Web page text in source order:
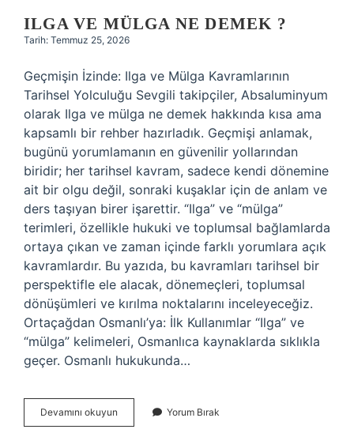
ILGA VE MÜLGA NE DEMEK ?
Tarih: Temmuz 25, 2026
Geçmişin İzinde: Ilga ve Mülga Kavramlarının
Tarihsel Yolculuğu Sevgili takipçiler, Absaluminyum
olarak Ilga ve mülga ne demek hakkında kısa ama
kapsamlı bir rehber hazırladık. Geçmişi anlamak,
bugünü yorumlamanın en güvenilir yollarından
biridir; her tarihsel kavram, sadece kendi dönemine
ait bir olgu değil, sonraki kuşaklar için de anlam ve
ders taşıyan birer işarettir. “Ilga” ve “mülga”
terimleri, özellikle hukuki ve toplumsal bağlamlarda
ortaya çıkan ve zaman içinde farklı yorumlara açık
kavramlardır. Bu yazıda, bu kavramları tarihsel bir
perspektifle ele alacak, dönemeçleri, toplumsal
dönüşümleri ve kırılma noktalarını inceleyeceğiz.
Ortaçağdan Osmanlı’ya: İlk Kullanımlar “Ilga” ve
“mülga” kelimeleri, Osmanlıca kaynaklarda sıklıkla
geçer. Osmanlı hukukunda…
Devamını okuyun
ve
Yorum Bırak